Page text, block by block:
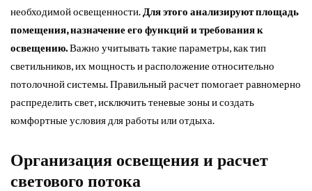
необходимой освещенности. Для этого анализируют площадь
помещения, назначение его функций и требования к
освещению.Важно учитывать такие параметры, как тип
светильников, их мощность и расположение относительно
потолочной системы. Правильный расчет помогает равномерно
распределить свет, исключить теневые зоны и создать
комфортные условия для работы или отдыха.
Организация освещения и расчет
светового потока